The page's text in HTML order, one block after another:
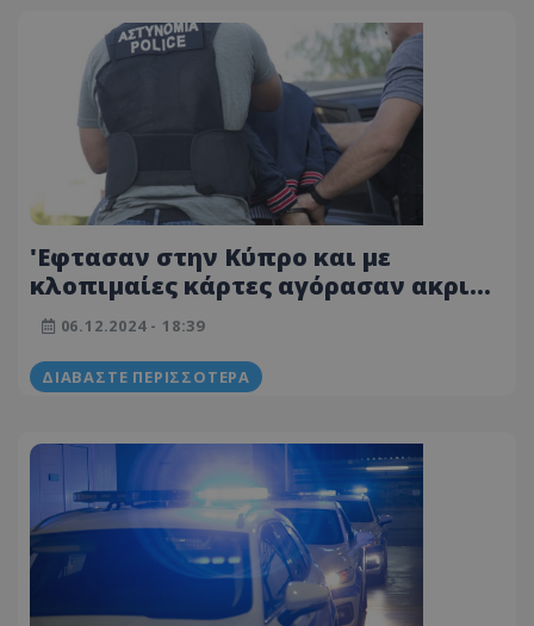
'Εφτασαν στην Κύπρο και με
κλοπιμαίες κάρτες αγόρασαν ακριβά
αντικείμενα - Χειροπέδες σε δύο
νεαρούς
06.12.2024 - 18:39
ΔΙΑΒΆΣΤΕ ΠΕΡΙΣΣΌΤΕΡΑ